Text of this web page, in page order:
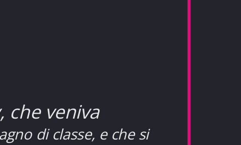
che veniva
di classe, e che si